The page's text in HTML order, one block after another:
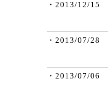
・2013/12/15
・2013/07/28
・2013/07/06